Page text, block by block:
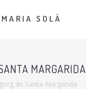
SOLÀ
MARGARIDA
de Santa Margarida